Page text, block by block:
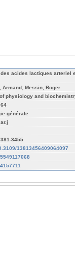
acides lactiques arteriel
Armand; Messin, Roger
physiology and
générale
3455
13813456409064097